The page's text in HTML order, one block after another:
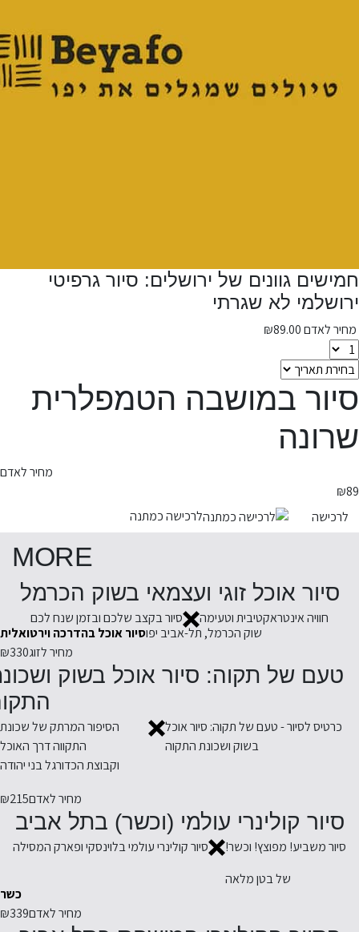
חמישים גוונים של ירושלים: סיור גרפיטי
ירושלמי לא שגרתי
מחיר לאדם ₪89.00
סיור במושבה הטמפלרית
שרונה
מחיר לאדם
₪89
לרכישה
לרכישה כמתנה
MORE
סיור אוכל זוגי ועצמאי בשוק הכרמל
חוויה אינטראקטיבית וטעימה
סיור בקצב שלכם ובזמן שנח לכם
שוק הכרמל, תל-אביב יפוסיור אוכל בהדרכה וירטואלית
מחיר לזוג₪330
טעם של תקוה: סיור אוכל בשוק
כרטיס לסיור - טעם של תקוה: סיור אוכל
בשוק ושכונת התקוה
הסיפור המרתק של שכונת
התקווה דרך האוכל
וקבוצת הכדורגל בני יהודה
מחיר לאדם₪215
סיור קולינרי עולמי (וכשר) בתל אביב
סיור משביע! מפוצץ! וכשר!
של בטן מלאה
סיור קולינרי עולמי בלוינסקי ופארק המסילה
כשר
מחיר לאדם₪339